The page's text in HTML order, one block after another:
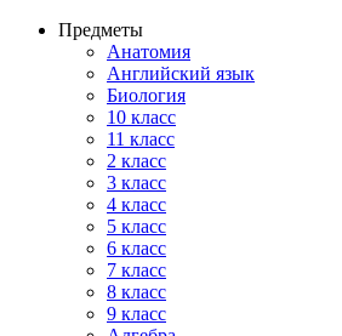
Предметы
Анатомия
Английский язык
Биология
10 класс
11 класс
2 класс
3 класс
4 класс
5 класс
6 класс
7 класс
8 класс
9 класс